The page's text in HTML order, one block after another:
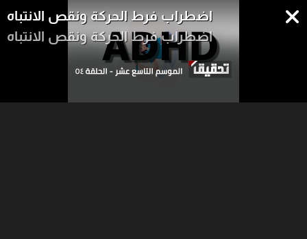
اضطراب فرط الحركة ونقص الانتباه
اضطراب فرط الحركة ونقص الانتباه